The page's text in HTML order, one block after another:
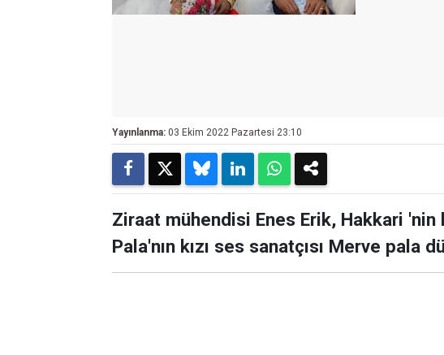
Yayınlanma: 03 Ekim 2022 Pazartesi 23:10
Ziraat mühendisi Enes Erik, Hakkari
Pala'nın kızı ses sanatçısı Merve pala